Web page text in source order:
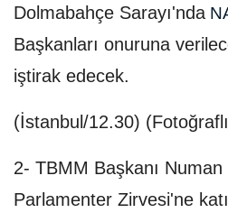
Dolmabahçe Sarayı'nda
Başkanları onuruna
iştirak edecek.
(İstanbul/12.30)
2- TBMM Başkanı
Parlamenter Zirvesi'ne